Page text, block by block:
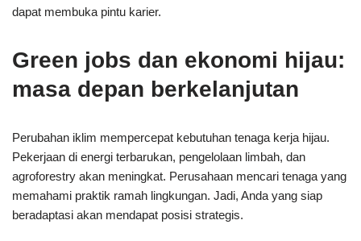
dapat membuka pintu karier.
Green jobs dan ekonomi hijau:
masa depan berkelanjutan
Perubahan iklim mempercepat kebutuhan tenaga kerja hijau.
Pekerjaan di energi terbarukan, pengelolaan limbah, dan
agroforestry akan meningkat. Perusahaan mencari tenaga yang
memahami praktik ramah lingkungan. Jadi, Anda yang siap
beradaptasi akan mendapat posisi strategis.